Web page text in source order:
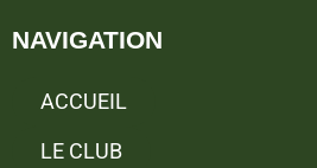
NAVIGATION
ACCUEIL
LE CLUB